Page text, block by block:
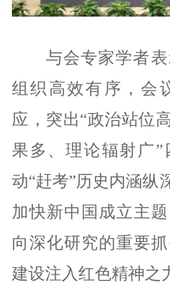
与会专家学者
组织高效有序，会
应，突出“政治站位
果多、理论辐射广
动“赶考”历史内涵纵
加快新中国成立主
向深化研究的重要
建设注入红色精神之